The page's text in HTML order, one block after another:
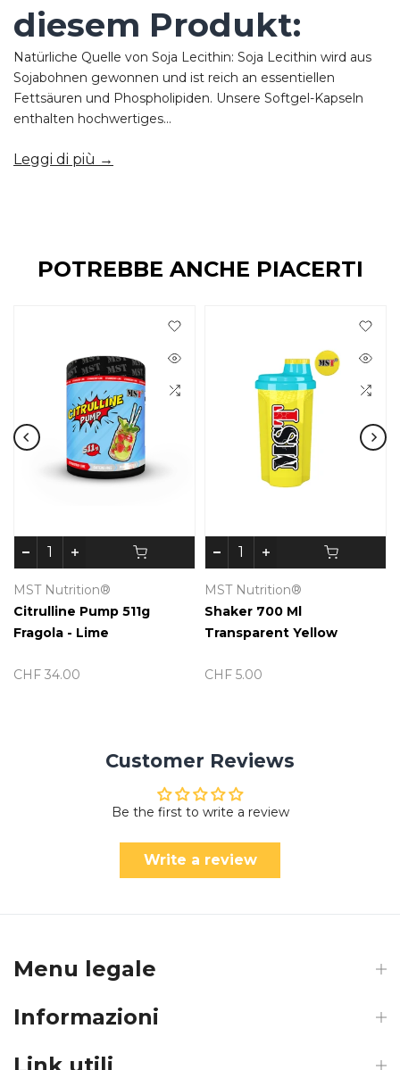
diesem Produkt:
Natürliche Quelle von Soja Lecithin: Soja Lecithin wird aus
Sojabohnen gewonnen und ist reich an essentiellen
Fettsäuren und Phospholipiden. Unsere Softgel-Kapseln
enthalten hochwertiges...
Leggi di più →
POTREBBE ANCHE PIACERTI
MST Nutrition®
Citrulline Pump 511g
Fragola - Lime
CHF 34.00
MST Nutrition®
Shaker 700 Ml
Transparent Yellow
CHF 5.00
Customer Reviews
Be the first to write a review
Write a review
Menu legale
Informazioni